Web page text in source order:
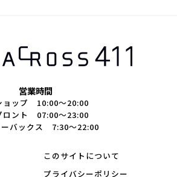
営業時間
ョップ 10:00～20:00
ロント 07:00～23:00
ーバックス 7:30～22:00
このサイトについて
プライバシーポリシー